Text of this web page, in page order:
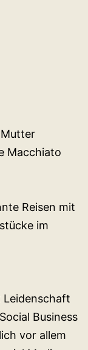
Macchiato
Reisen mit
im
Business
vor allem